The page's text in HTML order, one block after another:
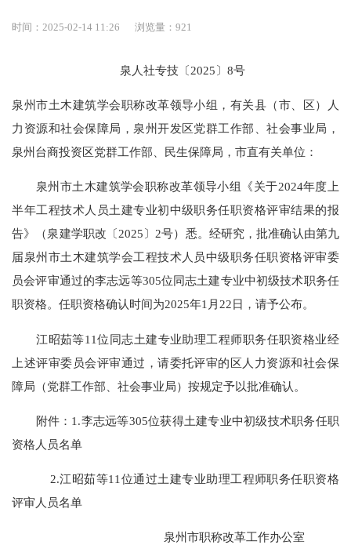
时间：2025-02-14 11:26 浏览量：921
泉人社专技〔2025〕8号
泉州市土木建筑学会职称改革领导小组，有关县（市、区）人
力资源和社会保障局，泉州开发区党群工作部、社会事业局，
泉州台商投资区党群工作部、民生保障局，市直有关单位：
泉州市土木建筑学会职称改革领导小组《关于2024年度上
半年工程技术人员土建专业初中级职务任职资格评审结果的报
告》（泉建学职改〔2025〕2号）悉。经研究，批准确认由第九
届泉州市土木建筑学会工程技术人员中级职务任职资格评审委
员会评审通过的李志远等305位同志土建专业中初级技术职务任
职资格。任职资格确认时间为2025年1月22日，请予公布。
江昭茹等11位同志土建专业助理工程师职务任职资格业经
上述评审委员会评审通过，请委托评审的区人力资源和社会保
障局（党群工作部、社会事业局）按规定予以批准确认。
附件：1.李志远等305位获得土建专业中初级技术职务任职
资格人员名单
2.江昭茹等11位通过土建专业助理工程师职务任职资格
评审人员名单
泉州市职称改革工作办公室